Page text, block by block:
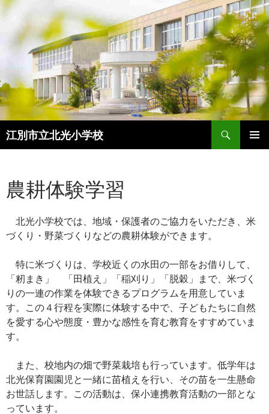
江別市立北光小学校
索
ン
ツ
キ
農耕体験学習
北光小学校では、地域・保護者のご協力をいただき、米
づくり・野菜づくりなどの農耕体験ができます。
特に米づくりは、学校近くの水田の一部をお借りして、
「籾まき」 「田植え」「稲刈り」「脱穀」まで、米づく
りの一連の作業を体験できるプログラムを用意していま
す。この４行程を実際に体験する中で、子どもたちに自然
を愛する心や態度・豊かな感性を育む教育をすすめていま
す。
また、校地内の畑で野菜栽培も行っています。低学年は
北光保育園園児と一緒に苗植えを行い、その苗を一生懸命
お世話します。この活動は、保小連携教育活動の一部とな
っています。